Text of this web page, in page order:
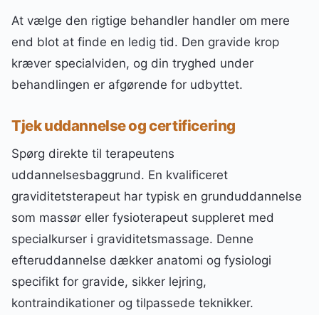
At vælge den rigtige behandler handler om mere
end blot at finde en ledig tid. Den gravide krop
kræver specialviden, og din tryghed under
behandlingen er afgørende for udbyttet.
Tjek uddannelse og certificering
Spørg direkte til terapeutens
uddannelsesbaggrund. En kvalificeret
graviditetsterapeut har typisk en grunduddannelse
som massør eller fysioterapeut suppleret med
specialkurser i graviditetsmassage. Denne
efteruddannelse dækker anatomi og fysiologi
specifikt for gravide, sikker lejring,
kontraindikationer og tilpassede teknikker.